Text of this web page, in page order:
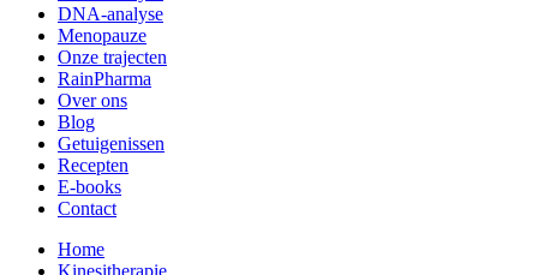
DNA-analyse
Menopauze
Onze trajecten
RainPharma
Over ons
Blog
Getuigenissen
Recepten
E-books
Contact
Home